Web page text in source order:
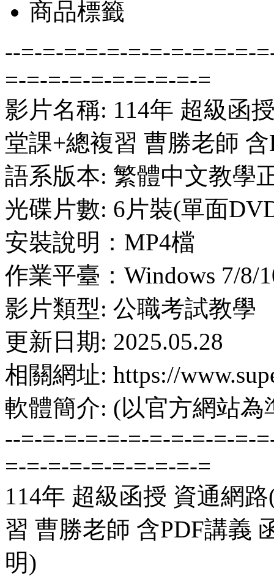
商品標籤
--=-=-=-=-=-=-=-=-=-=-=-
=-=-=-=-=-=-=-=-=-=
影片名稱: 114年 超級函
堂課+總複習 曹勝老師 含
語系版本: 繁體中文教學
光碟片數: 6片裝(單面
安裝說明：MP4檔
作業平臺：Windows 7/8/
影片類型: 公職考試教學
更新日期: 2025.05.28
相關網址: https://
軟體簡介: (以官方網站為
--=-=-=-=-=-=-=-=-=-=-=-
=-=-=-=-=-=-=-=-=-=
114年 超級函授 資通網
習 曹勝老師 含PDF講義
明)